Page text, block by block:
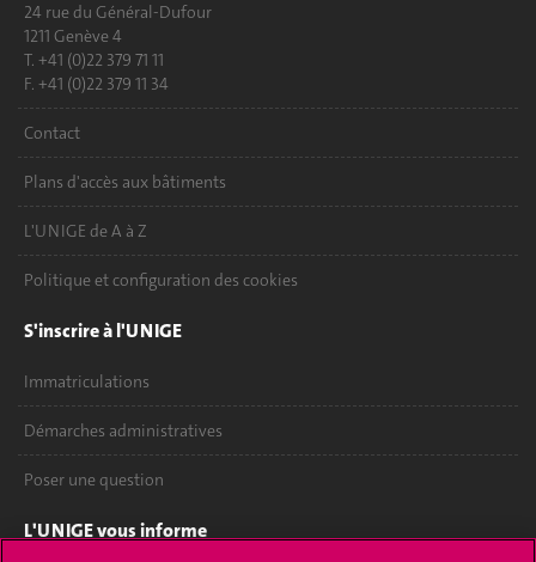
24 rue du Général-Dufour
1211 Genève 4
T. +41 (0)22 379 71 11
F. +41 (0)22 379 11 34
Contact
Plans d'accès aux bâtiments
L'UNIGE de A à Z
Politique et configuration des cookies
S'inscrire à l'UNIGE
Immatriculations
Démarches administratives
Poser une question
L'UNIGE vous informe